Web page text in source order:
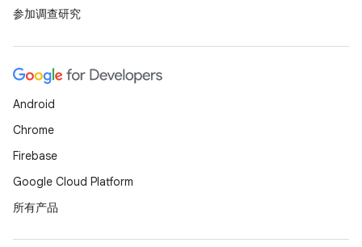
参加调查研究
Android
Chrome
Firebase
Google Cloud Platform
所有产品